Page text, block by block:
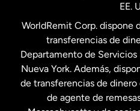
Suecia
EE.
WorldRemit Corp. dispone
transferencias de
Departamento de
Nueva York. Además,
de transferencias de
de agente de